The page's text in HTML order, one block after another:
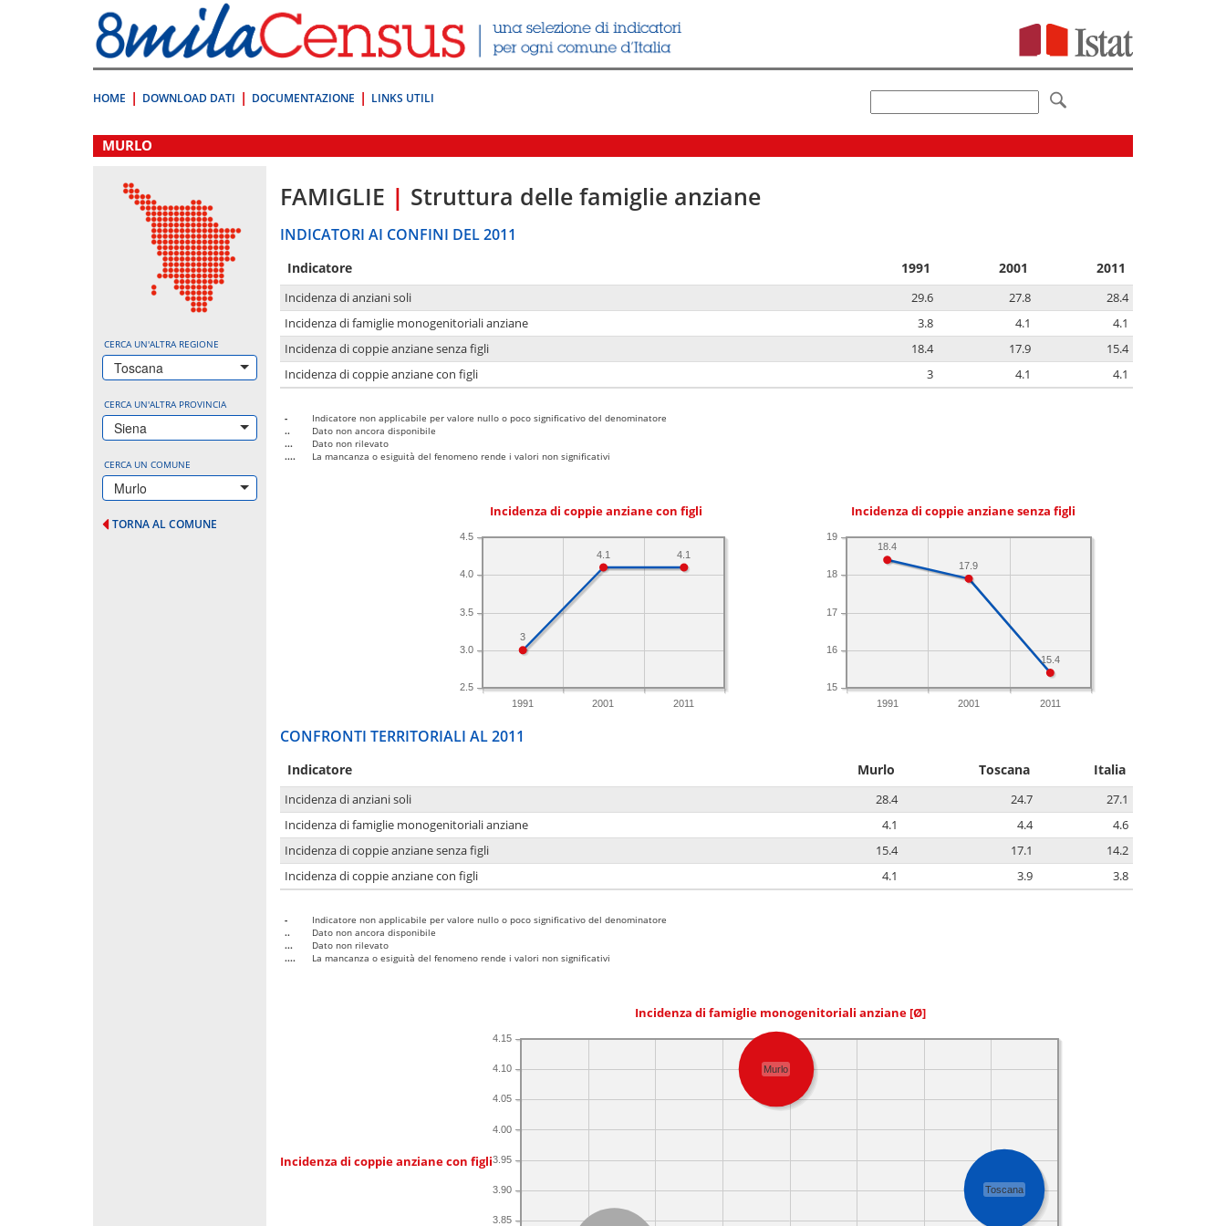
direttamente
a:
Contenuto
HOME DOWNLOAD DATI DOCUMENTAZIONE LINKS UTILI
.
MURLO
CERCA UN'ALTRA REGIONE
Toscana
CERCA UN'ALTRA PROVINCIA
Siena
CERCA UN COMUNE
Murlo
TORNA AL COMUNE
FAMIGLIE | Struttura delle famiglie anziane
INDICATORI AI CONFINI DEL 2011
Indicatore 1991 2001 2011
Incidenza di anziani soli 29.6 27.8
28.4
Incidenza di famiglie monogenitoriali anziane
3.8 4.1
4.1
Incidenza di coppie anziane senza figli
18.4 17.9
15.4
Incidenza di coppie anziane con figli
3 4.1 4.1
-
Indicatore non applicabile per valore nullo o poco significativo del denominatore
..
Dato non ancora disponibile
...
Dato non rilevato
....
La mancanza o esiguità del fenomeno rende i valori non significativi
Incidenza di coppie anziane con figli
1991 2001 2011
2.5
3.0
3.5
4.0
4.5
4.1
4.1
3
Incidenza di coppie anziane senza figli
1991 2001 2011
15
16
17
18
19
15.4
17.9
18.4
CONFRONTI TERRITORIALI AL 2011
Indicatore Murlo Toscana Italia
Incidenza di anziani soli 28.4 24.7
27.1
Incidenza di famiglie monogenitoriali anziane
4.1 4.4
4.6
Incidenza di coppie anziane senza figli
15.4 17.1
14.2
Incidenza di coppie anziane con figli
4.1 3.9 3.8
-
Indicatore non applicabile per valore nullo o poco significativo del denominatore
..
Dato non ancora disponibile
...
Dato non rilevato
....
La mancanza o esiguità del fenomeno rende i valori non significativi
Incidenza di famiglie monogenitoriali anziane [Ø]
Incidenza di coppie anziane con figli
3.85
3.90
3.95
4.00
4.05
4.10
4.15
Toscana
Murlo